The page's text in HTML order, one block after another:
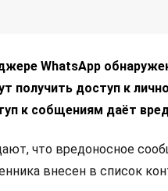
WhatsApp
получить доступ к
к собщениям даёт
что вредоносное
внесен в список